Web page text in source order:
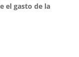
el gasto de la